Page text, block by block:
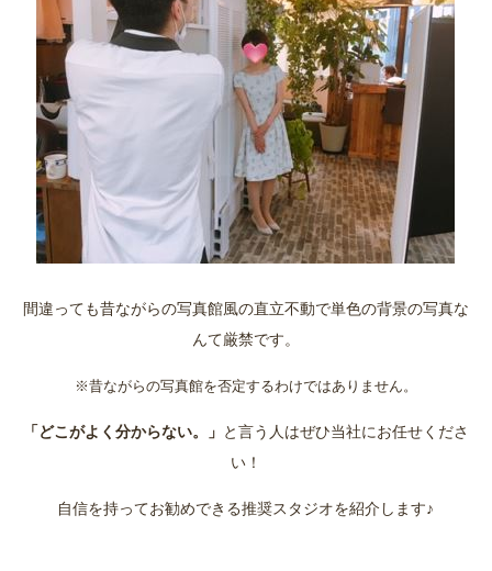
間違っても昔ながらの写真館風の直立不動で単色の背景の写真な
んて厳禁です。
※昔ながらの写真館を否定するわけではありません。
「どこがよく分からない。」 と言う人はぜひ当社にお任せくださ
い！
自信を持ってお勧めできる推奨スタジオを紹介します♪